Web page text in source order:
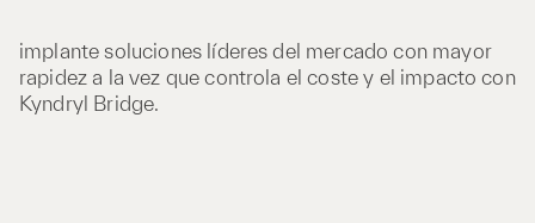
implante soluciones líderes del mercado con mayor
rapidez a la vez que controla el coste y el impacto con
Kyndryl Bridge.